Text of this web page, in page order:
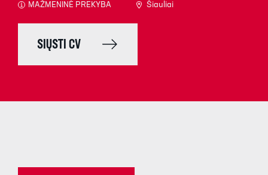
MAŽMENINĖ PREKYBA Šiauliai
SIŲSTI CV